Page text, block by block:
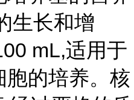
生长和增
mL,适用于
胞的培养。核